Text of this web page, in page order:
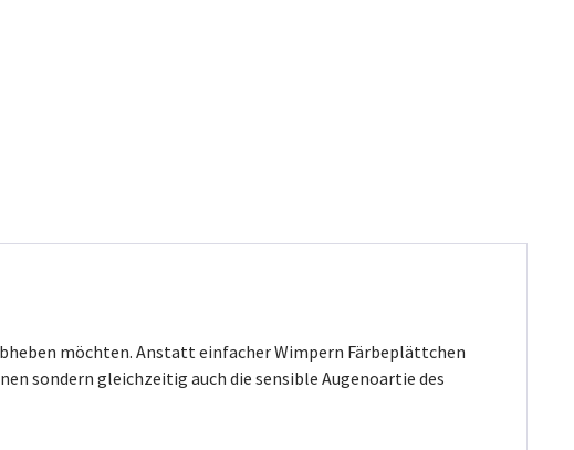
möchten. Anstatt einfacher Wimpern Färbeplättchen
sondern gleichzeitig auch die sensible Augenoartie des